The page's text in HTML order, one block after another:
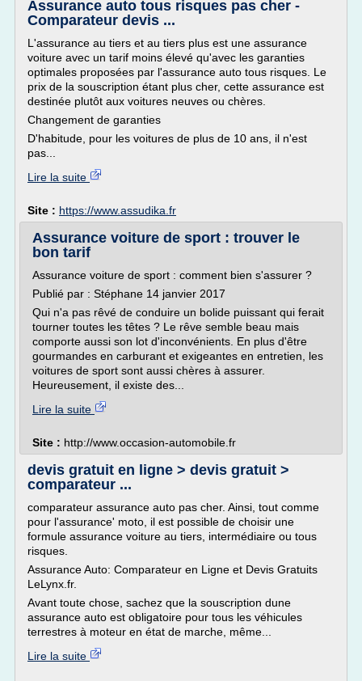
Assurance auto tous risques pas cher -
Comparateur devis ...
L'assurance au tiers et au tiers plus est une assurance
voiture avec un tarif moins élevé qu'avec les garanties
optimales proposées par l'assurance auto tous risques. Le
prix de la souscription étant plus cher, cette assurance est
destinée plutôt aux voitures neuves ou chères.
Changement de garanties
D'habitude, pour les voitures de plus de 10 ans, il n'est
pas...
Lire la suite
Site : https://www.assudika.fr
Assurance voiture de sport : trouver le
bon tarif
Assurance voiture de sport : comment bien s'assurer ?
Publié par : Stéphane 14 janvier 2017
Qui n'a pas rêvé de conduire un bolide puissant qui ferait
tourner toutes les têtes ? Le rêve semble beau mais
comporte aussi son lot d'inconvénients. En plus d'être
gourmandes en carburant et exigeantes en entretien, les
voitures de sport sont aussi chères à assurer.
Heureusement, il existe des...
Lire la suite
Site : http://www.occasion-automobile.fr
devis gratuit en ligne > devis gratuit >
comparateur ...
comparateur assurance auto pas cher. Ainsi, tout comme
pour l'assurance' moto, il est possible de choisir une
formule assurance voiture au tiers, intermédiaire ou tous
risques.
Assurance Auto: Comparateur en Ligne et Devis Gratuits
LeLynx.fr.
Avant toute chose, sachez que la souscription dune
assurance auto est obligatoire pour tous les véhicules
terrestres à moteur en état de marche, même...
Lire la suite